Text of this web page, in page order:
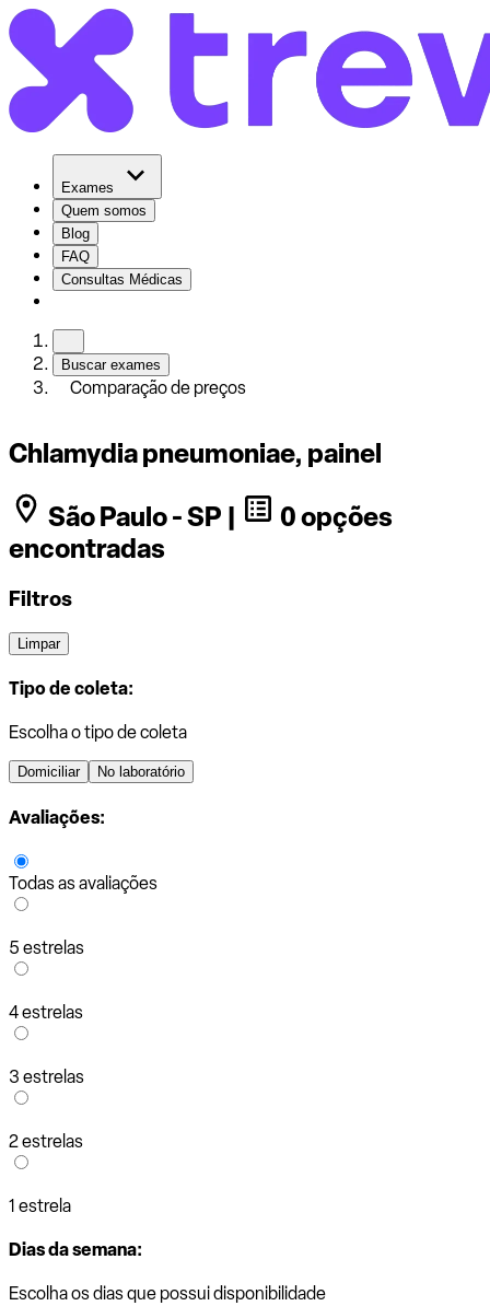
Exames
Quem somos
Blog
FAQ
Consultas Médicas
Buscar exames
Comparação de preços
Chlamydia pneumoniae, painel
São Paulo - SP |
0 opções
encontradas
Filtros
Limpar
Tipo de coleta:
Escolha o tipo de coleta
Domiciliar No laboratório
Avaliações:
Todas as avaliações
5 estrelas
4 estrelas
3 estrelas
2 estrelas
1 estrela
Dias da semana:
Escolha os dias que possui disponibilidade